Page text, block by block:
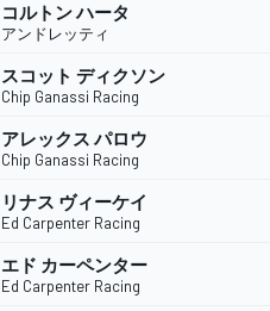
コルトン ハータ
アンドレッティ
スコット ディクソン
Chip Ganassi Racing
アレックス パロウ
Chip Ganassi Racing
リナス ヴィーケイ
Ed Carpenter Racing
エド カーペンター
Ed Carpenter Racing